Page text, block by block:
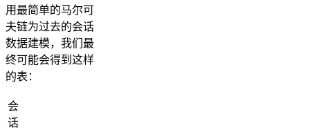
用最简单的马尔可
夫链为过去的会话
数据建模，我们最
终可能会得到这样
的表：
会
话